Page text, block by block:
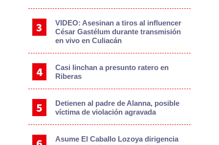
VIDEO: Asesinan a tiros al influencer
César Gastélum durante transmisión
en vivo en Culiacán
Casi linchan a presunto ratero en
Riberas
Detienen al padre de Alanna, posible
víctima de violación agravada
Asume El Caballo Lozoya dirigencia